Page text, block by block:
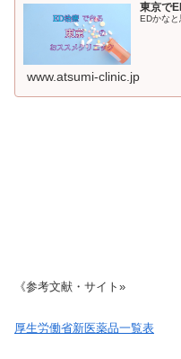
東京で
EDかな
www.atsumi-clinic.jp
《参考文献・サイト»
厚生労働省新医薬品一覧表